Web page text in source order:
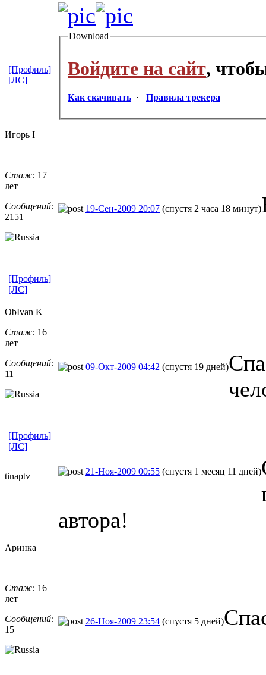
Download
Войдите на сайт,
Как скачивать · Правила трекера
[Профиль]
[ЛС]
Игорь I
Стаж: 17
лет
Сообщений:
2151
19-Сен-2009 20:07 (спустя 2 часа 18 минут)
[Профиль]
[ЛС]
ObIvan K
Стаж: 16
лет
Сообщений:
11
09-Окт-2009 04:42 (спустя 19 дней)
[Профиль]
[ЛС]
tinaptv 21-Ноя-2009 00:55 (спустя 1 месяц 11 дней)
автора!
Аринка
Стаж: 16
лет
Сообщений:
15
26-Ноя-2009 23:54 (спустя 5 дней)